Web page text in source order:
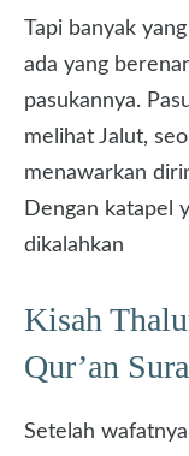
Tapi banyak
ada yang
pasukannya.
melihat Jalut,
menawarkan
Dengan katapel
dikalahkan
Kisah
Qur’an
Setelah